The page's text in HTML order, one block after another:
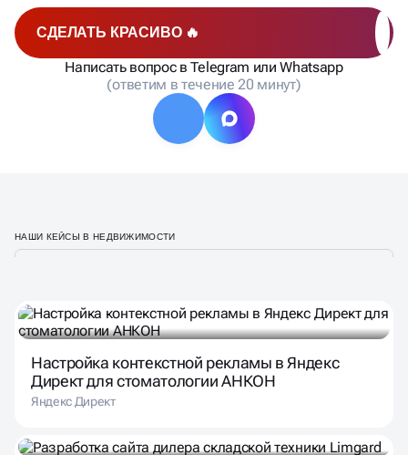
СДЕЛАТЬ КРАСИВО 🔥
Написать вопрос в Telegram или Whatsapp
(ответим в течение 20 минут)
НАШИ КЕЙСЫ В НЕДВИЖИМОСТИ
Настройка контекстной рекламы в Яндекс
Директ для стоматологии АНКОН
Яндекс Директ